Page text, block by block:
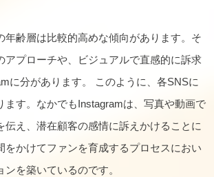
年齢層は比較的高めな傾向があります。そ
アプローチや、ビジュアルで直感的に訴求
に分があります。 このように、各SNSに
ます。なかでもInstagramは、写真や動画で
伝え、潜在顧客の感情に訴えかけることに
をかけてファンを育成するプロセスにおい
を築いているのです。